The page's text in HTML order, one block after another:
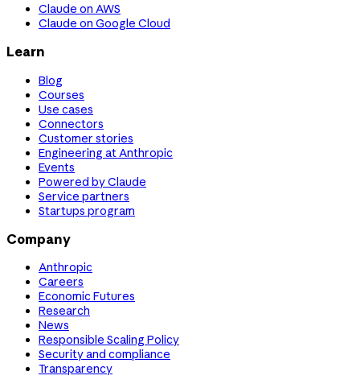
Claude on AWS
Claude on Google Cloud
Learn
Blog
Courses
Use cases
Connectors
Customer stories
Engineering at Anthropic
Events
Powered by Claude
Service partners
Startups program
Company
Anthropic
Careers
Economic Futures
Research
News
Responsible Scaling Policy
Security and compliance
Transparency